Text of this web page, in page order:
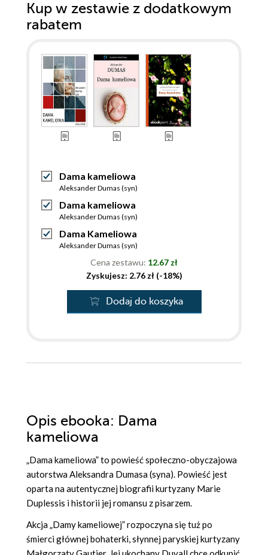
Kup w zestawie z dodatkowym
rabatem
Dama kameliowa
Aleksander Dumas (syn)
Dama kameliowa
Aleksander Dumas (syn)
Dama Kameliowa
Aleksander Dumas (syn)
Cena zestawu: 12.67 zł
Zyskujesz: 2.76 zł (-18%)
Dodaj do koszyka
Opis ebooka: Dama
kameliowa
„Dama kameliowa” to powieść społeczno-obyczajowa
autorstwa Aleksandra Dumasa (syna). Powieść jest
oparta na autentycznej biografii kurtyzany Marie
Duplessis i historii jej romansu z pisarzem.
Akcja „Damy kameliowej” rozpoczyna się tuż po
śmierci głównej bohaterki, słynnej paryskiej kurtyzany